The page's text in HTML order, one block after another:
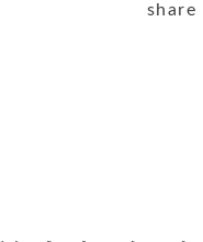
share